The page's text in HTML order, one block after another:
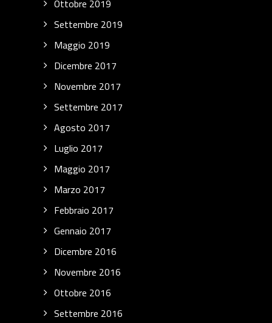
Ottobre 2019
Settembre 2019
Maggio 2019
Dicembre 2017
Novembre 2017
Settembre 2017
Agosto 2017
Luglio 2017
Maggio 2017
Marzo 2017
Febbraio 2017
Gennaio 2017
Dicembre 2016
Novembre 2016
Ottobre 2016
Settembre 2016